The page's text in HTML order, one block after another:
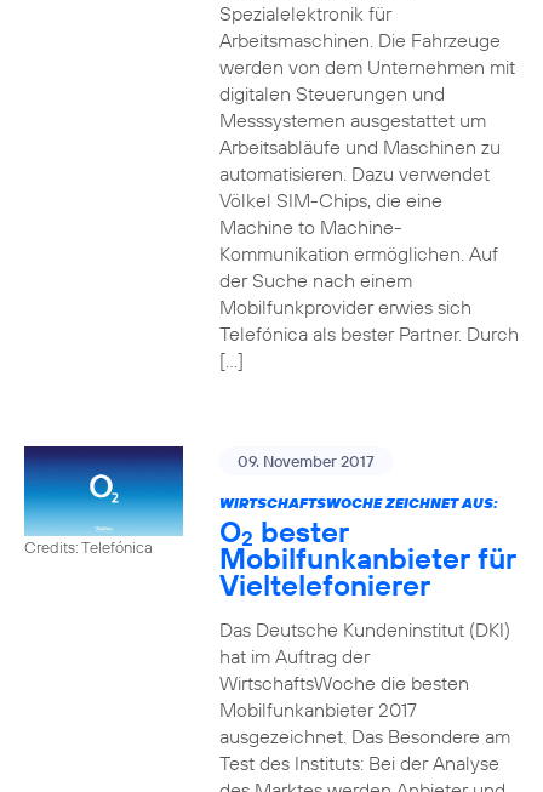
Spezialelektronik für
Arbeitsmaschinen. Die Fahrzeuge
werden von dem Unternehmen mit
digitalen Steuerungen und
Messsystemen ausgestattet um
Arbeitsabläufe und Maschinen zu
automatisieren. Dazu verwendet
Völkel SIM-Chips, die eine
Machine to Machine-
Kommunikation ermöglichen. Auf
der Suche nach einem
Mobilfunkprovider erwies sich
Telefónica als bester Partner. Durch
[…]
Credits: Telefónica
09. November 2017
WIRTSCHAFTSWOCHE ZEICHNET AUS:
O2 bester
Mobilfunkanbieter für
Vieltelefonierer
Das Deutsche Kundeninstitut (DKI)
hat im Auftrag der
WirtschaftsWoche die besten
Mobilfunkanbieter 2017
ausgezeichnet. Das Besondere am
Test des Instituts: Bei der Analyse